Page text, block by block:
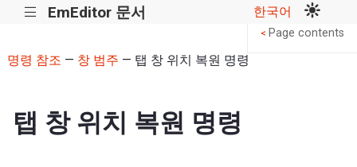
||| EmEditor 문서 한국어
명령 참조 — 창 범주 — 탭 창 위치 복원 명령
탭 창 위치 복원 명령
< Page contents